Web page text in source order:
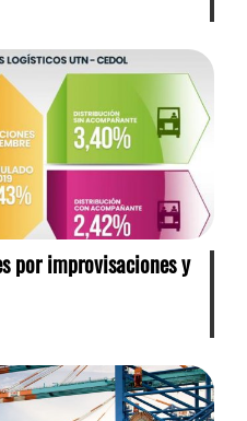
por improvisaciones y